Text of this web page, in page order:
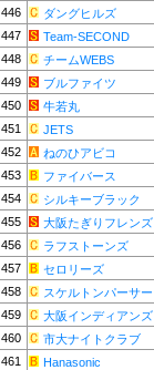
446
ダングヒルズ
447
Team-SECOND
448
チームWEBS
449
ブルファイツ
450
牛若丸
451
JETS
452
ねのひアビコ
453
ファイバース
454
シルキーブラック
455
大阪たぎりフレンズ
456
ラフストーンズ
457
セロリーズ
458
スケルトンパーサー
459
大阪インディアンズ
460
市大ナイトクラブ
461
Hanasonic